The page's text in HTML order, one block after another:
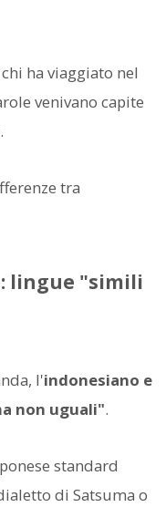
ha viaggiato nel
venivano capite
tra
lingue "simili
l'indonesiano e
non uguali".
standard
di Satsuma o